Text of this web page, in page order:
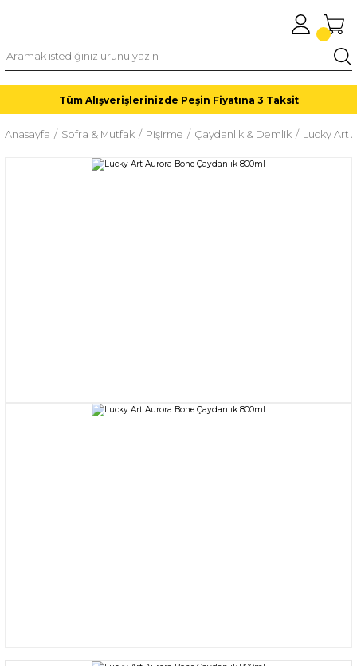
Tüm Alışverişlerinizde Peşin Fiyatına 3 Taksit
Anasayfa Sofra & Mutfak Pişirme Çaydanlık & Demlik Lucky Art